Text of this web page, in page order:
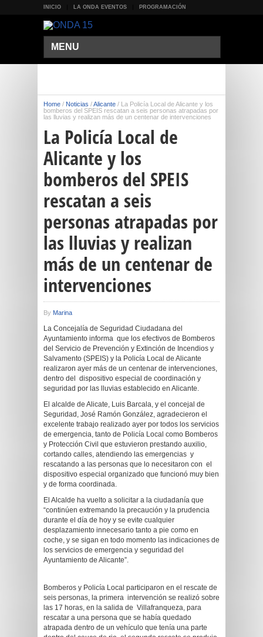
INICIO LA ONDA EVENTOS PROGRAMACIÓN
MENU
Home / Noticias /Alicante / La Policía Local de Alicante y los
bomberos del SPEIS rescatan a seis personas atrapadas por
las lluvias y realizan más de un centenar de intervenciones
La Policía Local de
Alicante y los
bomberos del SPEIS
rescatan a seis
personas atrapadas por
las lluvias y realizan
más de un centenar de
intervenciones
By Marina
La Concejalía de Seguridad Ciudadana del
Ayuntamiento informa que los efectivos de Bomberos
del Servicio de Prevención y Extinción de Incendios y
Salvamento (SPEIS) y la Policía Local de Alicante
realizaron ayer más de un centenar de intervenciones,
dentro del dispositivo especial de coordinación y
seguridad por las lluvias establecido en Alicante.
El alcalde de Alicate, Luis Barcala, y el concejal de
Seguridad, José Ramón González, agradecieron el
excelente trabajo realizado ayer por todos los servicios
de emergencia, tanto de Policía Local como Bomberos
y Protección Civil que estuvieron prestando auxilio,
cortando calles, atendiendo las emergencias y
rescatando a las personas que lo necesitaron con el
dispositivo especial organizado que funcionó muy bien
y de forma coordinada.
El Alcalde ha vuelto a solicitar a la ciudadanía que
“continúen extremando la precaución y la prudencia
durante el día de hoy y se evite cualquier
desplazamiento innecesario tanto a pie como en
coche, y se sigan en todo momento las indicaciones de
los servicios de emergencia y seguridad del
Ayuntamiento de Alicante”.
Bomberos y Policía Local participaron en el rescate de
seis personas, la primera intervención se realizó sobre
las 17 horas, en la salida de Villafranqueza, para
rescatar a una persona que se había quedado
atrapada dentro de un vehículo que tenía una parte